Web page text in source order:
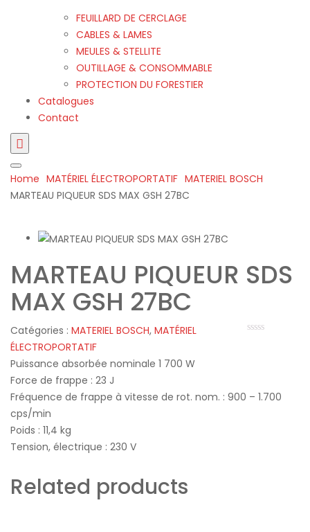
FEUILLARD DE CERCLAGE
CABLES & LAMES
MEULES & STELLITE
OUTILLAGE & CONSOMMABLE
PROTECTION DU FORESTIER
Catalogues
Contact
Home MATÉRIEL ÉLECTROPORTATIF MATERIEL BOSCH
MARTEAU PIQUEUR SDS MAX GSH 27BC
MARTEAU PIQUEUR SDS
MAX GSH 27BC
Catégories : MATERIEL BOSCH, MATÉRIEL
ÉLECTROPORTATIF
Puissance absorbée nominale 1 700 W
Force de frappe : 23 J
Fréquence de frappe à vitesse de rot. nom. : 900 – 1.700
cps/min
Poids : 11,4 kg
Tension, électrique : 230 V
Related products